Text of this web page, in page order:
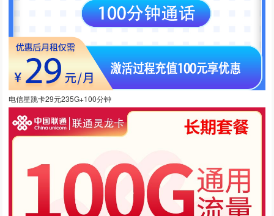
电信星跳卡29元235G+100分钟